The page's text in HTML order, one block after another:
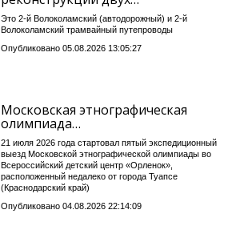
Это 2-й Волоколамский (автодорожный) и 2-й
Волоколамский трамвайный путепроводы
Опубликовано 05.08.2026 13:05:27
Московская этнографическая
олимпиада…
21 июля 2026 года стартовал пятый экспедиционный
выезд Московской этнографической олимпиады во
Всероссийский детский центр «Орленок»,
расположенный недалеко от города Туапсе
(Краснодарский край)
Опубликовано 04.08.2026 22:14:09